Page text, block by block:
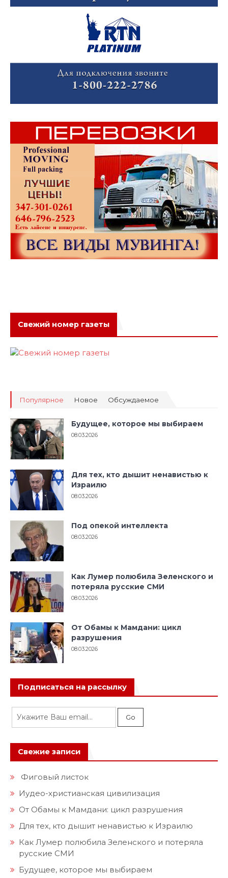
Свежий номер газеты
Популярное Новое Обсуждаемое
Будущее, которое мы выбираем
08.03.2026
Для тех, кто дышит ненавистью к
Израилю
08.03.2026
Под опекой интеллекта
08.03.2026
Как Лумер полюбила Зеленского и
потеряла русские СМИ
08.03.2026
От Обамы к Мамдани: цикл
разрушения
08.03.2026
Подписаться на рассылку
Свежие записи
Фиговый листок
Иудео-христианская цивилизация
От Обамы к Мамдани: цикл разрушения
Для тех, кто дышит ненавистью к Израилю
Как Лумер полюбила Зеленского и потеряла
русские СМИ
Будущее, которое мы выбираем